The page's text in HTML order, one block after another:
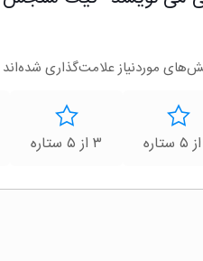
موردنیاز علامت‌گذاری شده‌اند
۳ از ۵ ستاره